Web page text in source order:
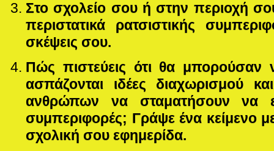
Στο σχολείο σου ή στην περιοχή
περιστατικά ρατσιστικής
σκέψεις σου.
Πώς πιστεύεις ότι θα μπορούσαν
ασπάζονται ιδέες διαχωρισμού
ανθρώπων να σταματήσουν να
συμπεριφορές; Γράψε ένα κείμενο
σχολική σου εφημερίδα.